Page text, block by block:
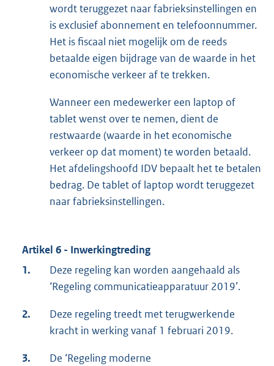
wordt teruggezet naar fabrieksinstellingen en
is exclusief abonnement en telefoonnummer.
Het is fiscaal niet mogelijk om de reeds
betaalde eigen bijdrage van de waarde in het
economische verkeer af te trekken.
Wanneer een medewerker een laptop of
tablet wenst over te nemen, dient de
restwaarde (waarde in het economische
verkeer op dat moment) te worden betaald.
Het afdelingshoofd IDV bepaalt het te betalen
bedrag. De tablet of laptop wordt teruggezet
naar fabrieksinstellingen.
Artikel 6 - Inwerkingtreding
1.
Deze regeling kan worden aangehaald als
‘Regeling communicatieapparatuur 2019’.
2.
Deze regeling treedt met terugwerkende
kracht in werking vanaf 1 februari 2019.
3.
De ‘Regeling moderne